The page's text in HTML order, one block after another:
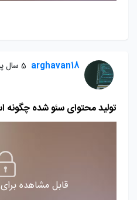
arghavan18 5 سال پیش
تولید محتوای سئو شده چگونه
قابل مشاهده